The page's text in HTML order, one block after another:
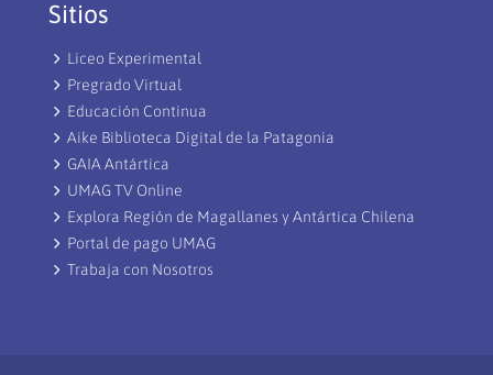
Sitios
Liceo Experimental
Pregrado Virtual
Educación Continua
Aike Biblioteca Digital de la Patagonia
GAIA Antártica
UMAG TV Online
Explora Región de Magallanes y Antártica Chilena
Portal de pago UMAG
Trabaja con Nosotros